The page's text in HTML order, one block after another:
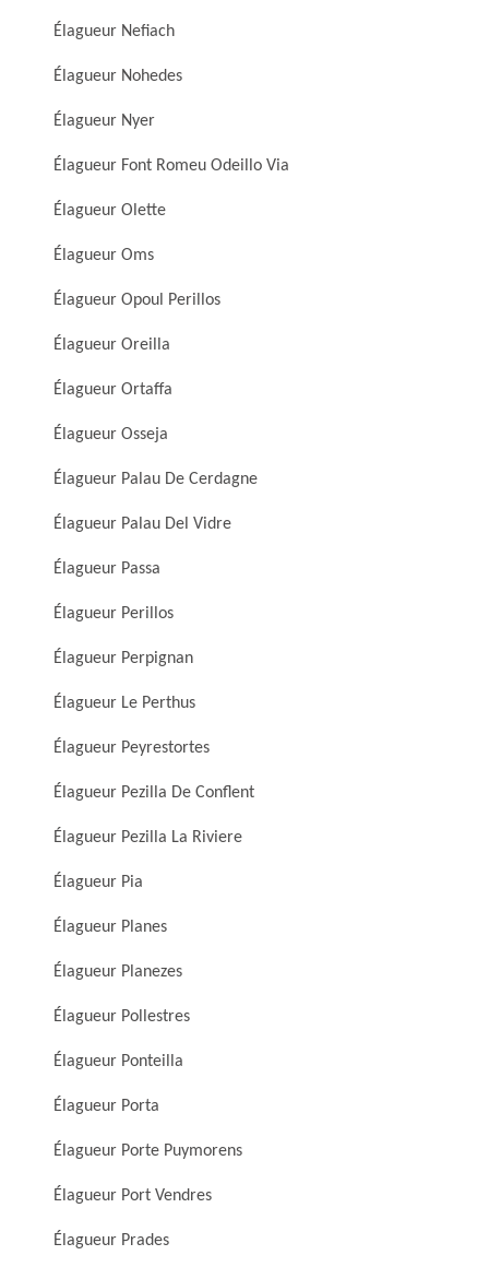
Élagueur Nefiach
Élagueur Nohedes
Élagueur Nyer
Élagueur Font Romeu Odeillo Via
Élagueur Olette
Élagueur Oms
Élagueur Opoul Perillos
Élagueur Oreilla
Élagueur Ortaffa
Élagueur Osseja
Élagueur Palau De Cerdagne
Élagueur Palau Del Vidre
Élagueur Passa
Élagueur Perillos
Élagueur Perpignan
Élagueur Le Perthus
Élagueur Peyrestortes
Élagueur Pezilla De Conflent
Élagueur Pezilla La Riviere
Élagueur Pia
Élagueur Planes
Élagueur Planezes
Élagueur Pollestres
Élagueur Ponteilla
Élagueur Porta
Élagueur Porte Puymorens
Élagueur Port Vendres
Élagueur Prades